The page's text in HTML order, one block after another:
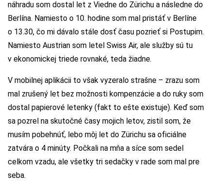
náhradu som dostal let z Viedne do Zürichu a následne do
Berlína. Namiesto o 10. hodine som mal pristáť v Berlíne
o 13.30, čo mi dávalo stále dosť času pozrieť si Postupim.
Namiesto Austrian som letel Swiss Air, ale služby sú tu
v ekonomickej triede rovnaké, teda žiadne.
V mobilnej aplikácii to však vyzeralo strašne – zrazu som
mal zrušený let bez možnosti kompenzácie a do ruky som
dostal papierové letenky (fakt to ešte existuje). Keď som
sa pozrel na skutočné časy mojich letov, zistil som, že
musím pobehnúť, lebo môj let do Zürichu sa oficiálne
zatvára o 4 minúty. Počkali na mňa a síce som sedel
celkom vzadu, ale všetky tri sedačky v rade som mal pre
seba.